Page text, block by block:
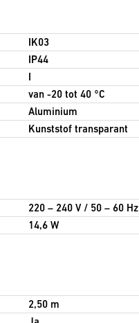
IK03
IP44
I
van -20 tot 40 °C
Aluminium
Kunststof transparant
220 – 240 V / 50 – 60 Hz
14,6 W
2,50 m